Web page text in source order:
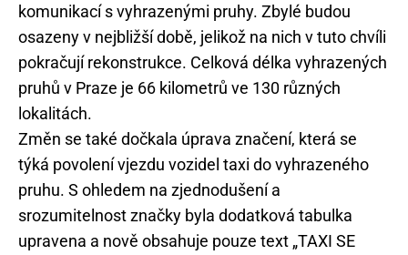
komunikací s vyhrazenými pruhy. Zbylé budou
osazeny v nejbližší době, jelikož na nich v tuto chvíli
pokračují rekonstrukce. Celková délka vyhrazených
pruhů v Praze je 66 kilometrů ve 130 různých
lokalitách.
Změn se také dočkala úprava značení, která se
týká povolení vjezdu vozidel taxi do vyhrazeného
pruhu. S ohledem na zjednodušení a
srozumitelnost značky byla dodatková tabulka
upravena a nově obsahuje pouze text „TAXI SE